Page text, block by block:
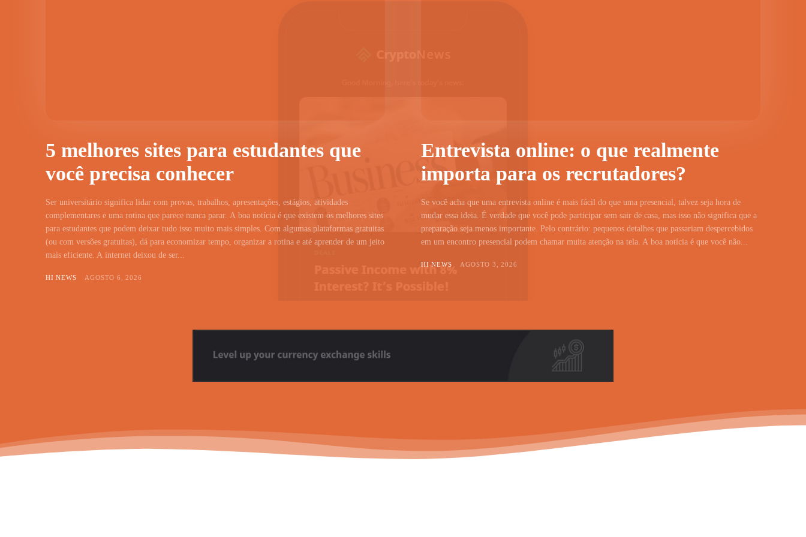
5 melhores sites para estudantes que
você precisa conhecer
Ser universitário significa lidar com provas, trabalhos, apresentações, estágios, atividades
complementares e uma rotina que parece nunca parar. A boa notícia é que existem os melhores sites
para estudantes que podem deixar tudo isso muito mais simples. Com algumas plataformas gratuitas
(ou com versões gratuitas), dá para economizar tempo, organizar a rotina e até aprender de um jeito
mais eficiente. A internet deixou de ser...
HI NEWS AGOSTO 6, 2026
Entrevista online: o que realmente
importa para os recrutadores?
Se você acha que uma entrevista online é mais fácil do que uma presencial, talvez seja hora de
mudar essa ideia. É verdade que você pode participar sem sair de casa, mas isso não significa que a
preparação seja menos importante. Pelo contrário: pequenos detalhes que passariam despercebidos
em um encontro presencial podem chamar muita atenção na tela. A boa notícia é que você não...
HI NEWS AGOSTO 3, 2026